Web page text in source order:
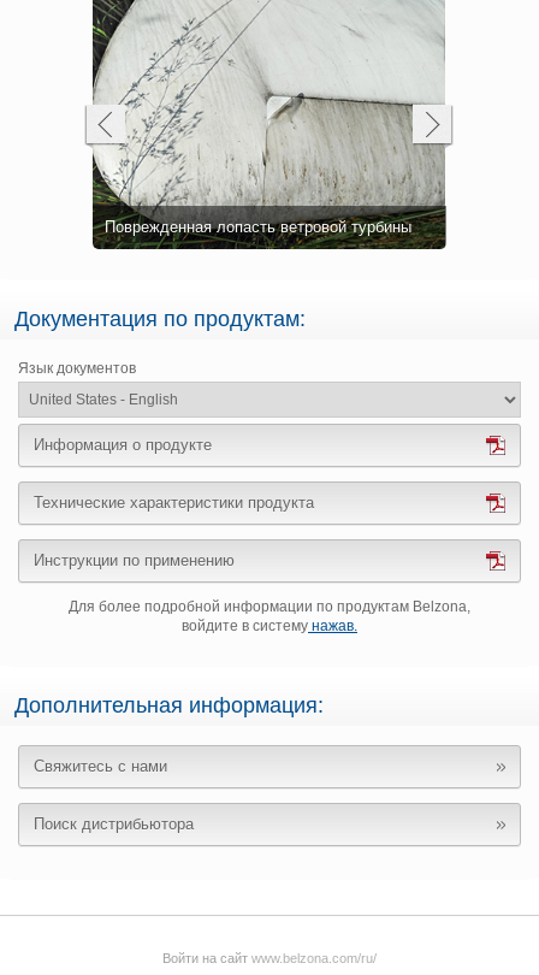
Поврежденная лопасть ветровой турбины
Документация по продуктам:
Язык документов
Информация о продукте
Технические характеристики продукта
Инструкции по применению
Для более подробной информации по продуктам Belzona,
войдите в систему нажав.
Дополнительная информация:
Свяжитесь с нами
Поиск дистрибьютора
Войти на сайт www.belzona.com/ru/